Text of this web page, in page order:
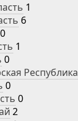
1
6
0
1
0
Республика
0
0
2